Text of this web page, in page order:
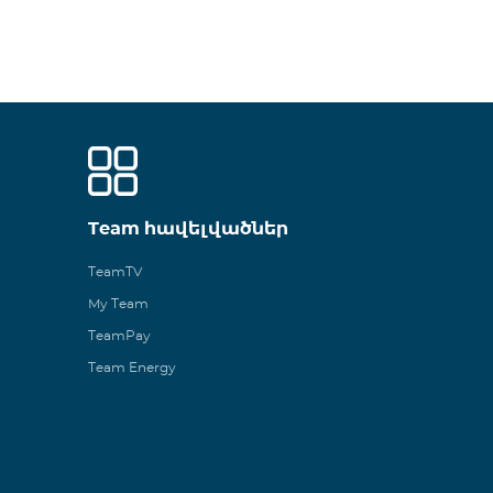
Team հավելվածներ
TeamTV
My Team
TeamPay
Team Energy